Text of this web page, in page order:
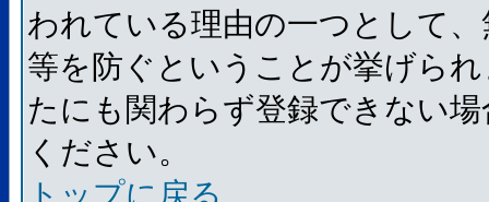
われている理由の一つとして
等を防ぐということが挙げら
たにも関わらず登録できない
ください。
トップに戻る